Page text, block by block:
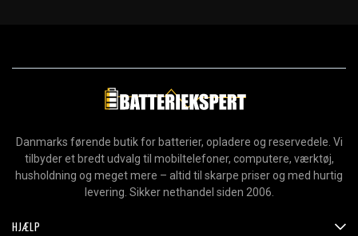
Danmarks førende butik for batterier, opladere og reservedele. Vi
tilbyder et bredt udvalg til mobiltelefoner, computere, værktøj,
husholdning og meget mere – altid til skarpe priser og med hurtig
levering. Sikker nethandel siden 2006.
HJÆLP